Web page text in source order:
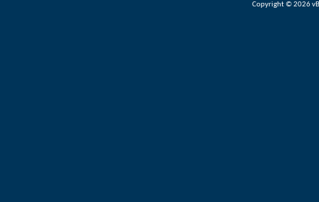
Copyright © 2026